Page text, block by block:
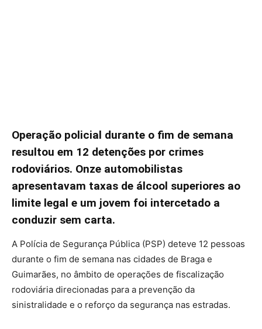
Operação policial durante o fim de semana
resultou em 12 detenções por crimes
rodoviários. Onze automobilistas
apresentavam taxas de álcool superiores ao
limite legal e um jovem foi intercetado a
conduzir sem carta.
A Polícia de Segurança Pública (PSP) deteve 12 pessoas
durante o fim de semana nas cidades de Braga e
Guimarães, no âmbito de operações de fiscalização
rodoviária direcionadas para a prevenção da
sinistralidade e o reforço da segurança nas estradas.